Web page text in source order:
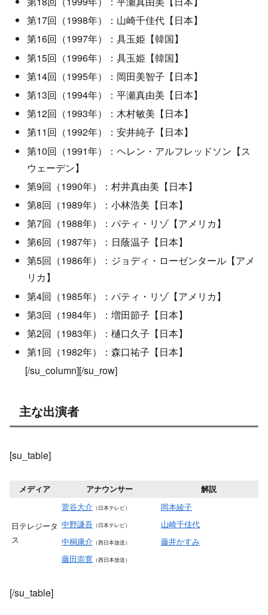
第17回（1998年）：山崎千佳代【日本】
第16回（1997年）：具玉姫【韓国】
第15回（1996年）：具玉姫【韓国】
第14回（1995年）：岡田美智子【日本】
第13回（1994年）：平瀬真由美【日本】
第12回（1993年）：木村敏美【日本】
第11回（1992年）：安井純子【日本】
第10回（1991年）：ヘレン・アルフレッドソン【ス
ウェーデン】
第9回（1990年）：村井真由美【日本】
第8回（1989年）：小林浩美【日本】
第7回（1988年）：パティ・リゾ【アメリカ】
第6回（1987年）：日蔭温子【日本】
第5回（1986年）：ジョディ・ローゼンタール【アメ
リカ】
第4回（1985年）：パティ・リゾ【アメリカ】
第3回（1984年）：増田節子【日本】
第2回（1983年）：樋口久子【日本】
第1回（1982年）：森口祐子【日本】
[/su_column][/su_row]
主な出演者
[su_table]
メディア アナウンサー 解説
日テレジータ
ス
菅谷大介 （日本テレビ）
岡本綾子
中野謙吾 （日本テレビ）
山崎千佳代
中桐康介 （西日本放送）
藤井かすみ
藤田崇寛 （西日本放送）
[/su_table]